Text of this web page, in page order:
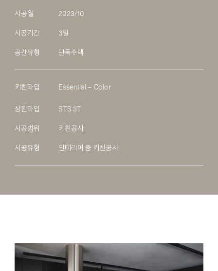
시공월 2023/10
시공기간 3일
공간유형 단독주택
키친타입 Essential – Color
상판타입 STS 3T
시공범위 키친공사
시공유형 인테리어 중 키친공사